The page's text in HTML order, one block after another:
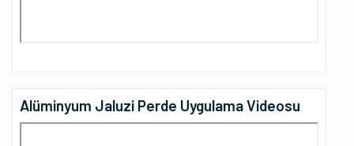
Alüminyum Jaluzi Perde Uygulama Videosu